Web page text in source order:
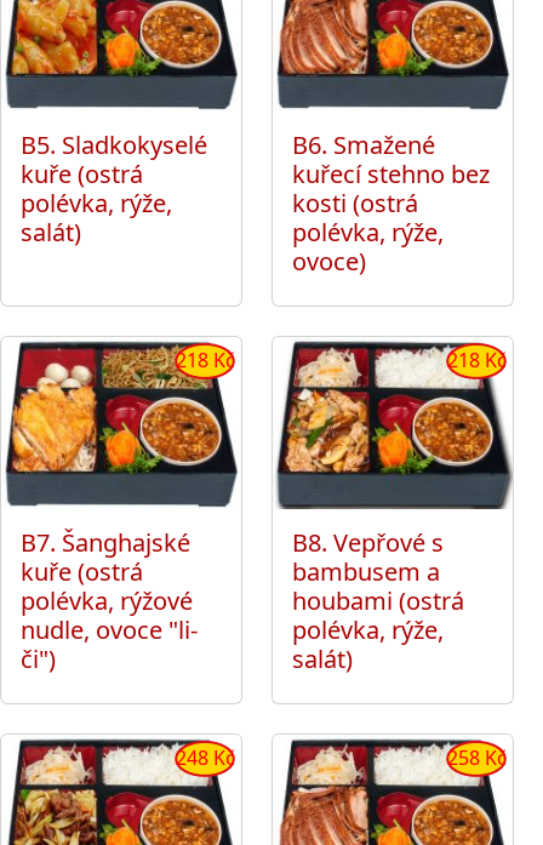
B5. Sladkokyselé
kuře (ostrá
polévka, rýže,
salát)
B6. Smažené
kuřecí stehno bez
kosti (ostrá
polévka, rýže,
ovoce)
218 Kč
B7. Šanghajské
kuře (ostrá
polévka, rýžové
nudle, ovoce "li-
či")
218 Kč
B8. Vepřové s
bambusem a
houbami (ostrá
polévka, rýže,
salát)
248 Kč 258 Kč